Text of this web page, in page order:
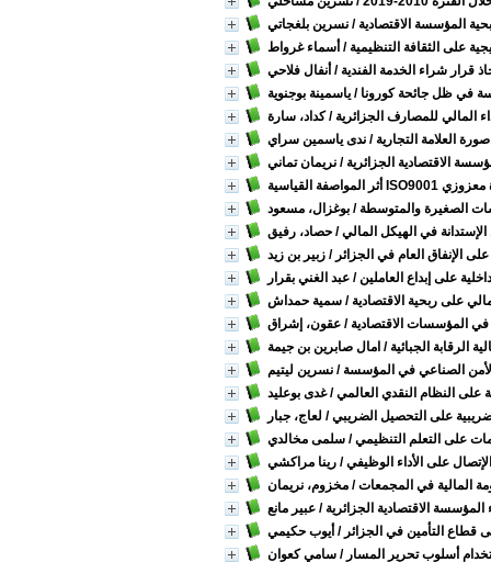
المؤسسة الاقتصادية / نسرين بلغجاتي
على الثقافة التنظيمية / أسماء غرواط
قرار شراء الخدمة الفندية / أنفال فلاحي
في ظل جائحة كورونا / ياسمينة بوجنوية
المالي للمصارف الجزائرية / كداد، سارة
العلامة التجارية / ندى ياسمين سراي
الاقتصادية الجزائرية / نريمان تماني
معزوزي
الصغيرة والمتوسطة / بوغزال، مسعود
في الهيكل المالي/ حصاد، رفيق
الإنفاق العام في الجزائر / زبير بن زيد
على إبداع العاملين / عبد الغني بقرار
على ربحية الاقتصادية / سمية حمداش
في المؤسسات الاقتصادية / عقون، إشراق
الرقابة الجبائية / امال صابرين بن جيمة
/ نسرين ليتيم
على النظام النقدي العالمي/ غدى بوعليد
على التحصيل الضريبي/ لعاج، جبار
على التعلم التنظيمي/ سلمى مخالدي
على الأداء الوظيفي/ رينا مراكشي
المالية في المجمعات/ مخزوم، نريمان
المؤسسة الاقتصادية الجزائرية / عبير مانع
قطاع التأمين في الجزائر / أيوب حكيمي
/ سامي كعوان